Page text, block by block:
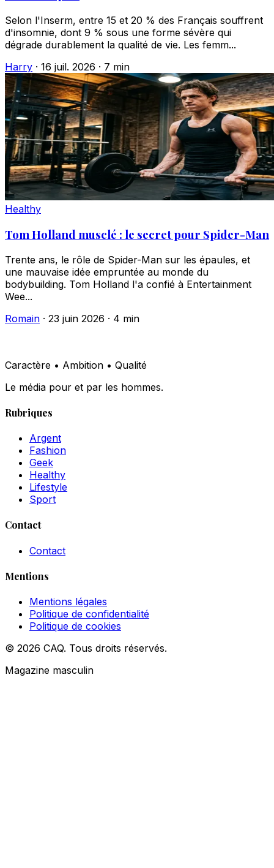
Selon l'Inserm, entre 15 et 20 % des Français souffrent
d'insomnie, dont 9 % sous une forme sévère qui
dégrade durablement la qualité de vie. Les femm...
Harry · 16 juil. 2026 · 7 min
Healthy
Tom Holland musclé : le secret pour Spider-Man
Trente ans, le rôle de Spider-Man sur les épaules, et
une mauvaise idée empruntée au monde du
bodybuilding. Tom Holland l'a confié à Entertainment
Wee...
Romain · 23 juin 2026 · 4 min
Caractère • Ambition • Qualité
Le média pour et par les hommes.
Rubriques
Argent
Fashion
Geek
Healthy
Lifestyle
Sport
Contact
Contact
Mentions
Mentions légales
Politique de confidentialité
Politique de cookies
© 2026 CAQ. Tous droits réservés.
Magazine masculin